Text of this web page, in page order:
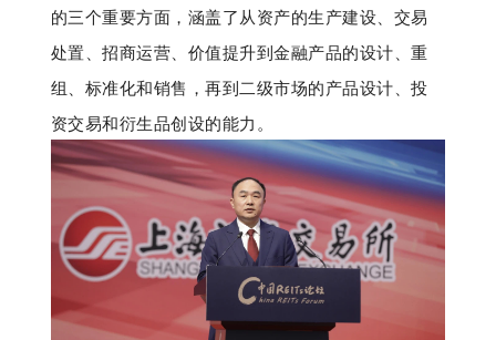
的三个重要方面，涵盖了从资产的生产建设、交易
处置、招商运营、价值提升到金融产品的设计、重
组、标准化和销售，再到二级市场的产品设计、投
资交易和衍生品创设的能力。